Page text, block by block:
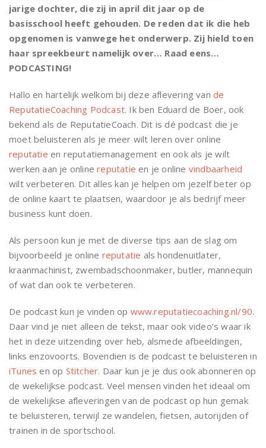
jarige dochter, die zij in april dit jaar op de
basisschool heeft gehouden. De reden dat ik die heb
opgenomen is vanwege het onderwerp. Zij hield toen
haar spreekbeurt namelijk over… Raad eens…
PODCASTING!
Hallo en hartelijk welkom bij deze aflevering vande
ReputatieCoaching Podcast. Ik ben Eduard de Boer, ook
bekend als de ReputatieCoach. Dit is dé podcast die je
moet beluisteren als je meer wilt leren over online
reputatie en reputatiemanagement en ook als je wilt
werken aan je onlinereputatie en je online vindbaarheid
wilt verbeteren. Dit alles kan je helpen om jezelf beter op
de online kaart te plaatsen, waardoor je als bedrijf meer
business kunt doen.
Als persoon kun je met de diverse tips aan de slag om
bijvoorbeeld je online reputatie als hondenuitlater,
kraanmachinist, zwembadschoonmaker, butler, mannequin
of wat dan ook te verbeteren.
De podcast kun je vinden op www.reputatiecoaching.nl/90.
Daar vind je niet alleen de tekst, maar ook video’s waar ik
het in deze uitzending over heb, alsmede afbeeldingen,
links enzovoorts. Bovendien is de podcast te beluisteren in
iTunes en op Stitcher. Daar kun je je dus ook abonneren op
de wekelijkse podcast. Veel mensen vinden het ideaal om
de wekelijkse afleveringen van de podcast op hun gemak
te beluisteren, terwijl ze wandelen, fietsen, autorijden of
trainen in de sportschool.